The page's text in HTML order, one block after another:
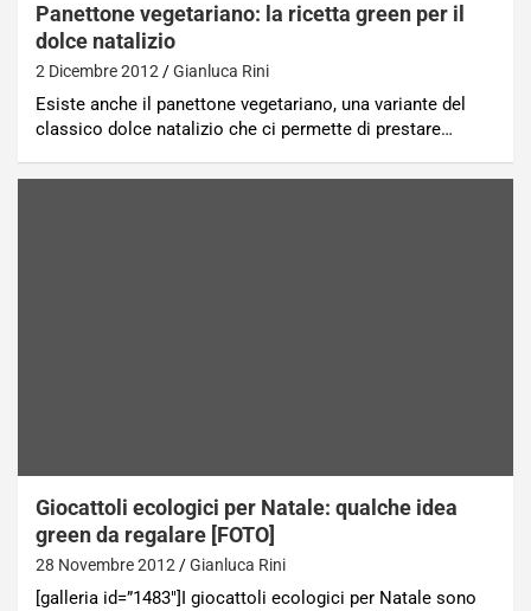
Panettone vegetariano: la ricetta green per il
dolce natalizio
2 Dicembre 2012 Gianluca Rini
Esiste anche il panettone vegetariano, una variante del
classico dolce natalizio che ci permette di prestare…
Giocattoli ecologici per Natale: qualche idea
green da regalare [FOTO]
28 Novembre 2012 Gianluca Rini
[galleria id=”1483″]I giocattoli ecologici per Natale sono